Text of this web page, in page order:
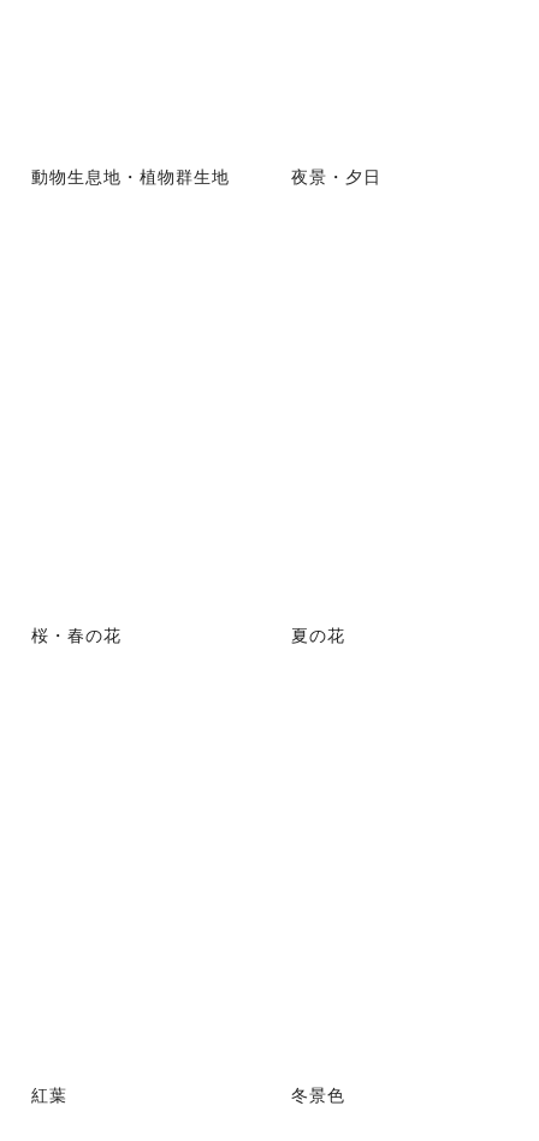
動物生息地・植物群生地 夜景・夕日
桜・春の花 夏の花
紅葉 冬景色